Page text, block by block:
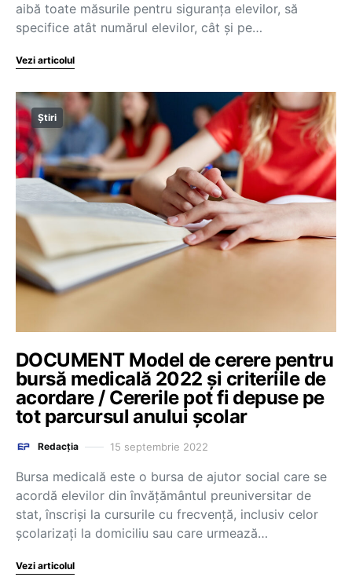
aibă toate măsurile pentru siguranța elevilor, să
specifice atât numărul elevilor, cât și pe…
Vezi articolul
Știri
DOCUMENT Model de cerere pentru
bursă medicală 2022 și criteriile de
acordare / Cererile pot fi depuse pe
tot parcursul anului școlar
Redacția 15 septembrie 2022
Bursa medicală este o bursa de ajutor social care se
acordă elevilor din învățământul preuniversitar de
stat, înscriși la cursurile cu frecvență, inclusiv celor
școlarizați la domiciliu sau care urmează…
Vezi articolul